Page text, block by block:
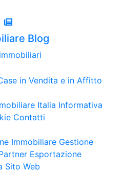
Blog
Italia Informativa
Contatti
Immobiliare Gestione
Esportazione
Sito Web